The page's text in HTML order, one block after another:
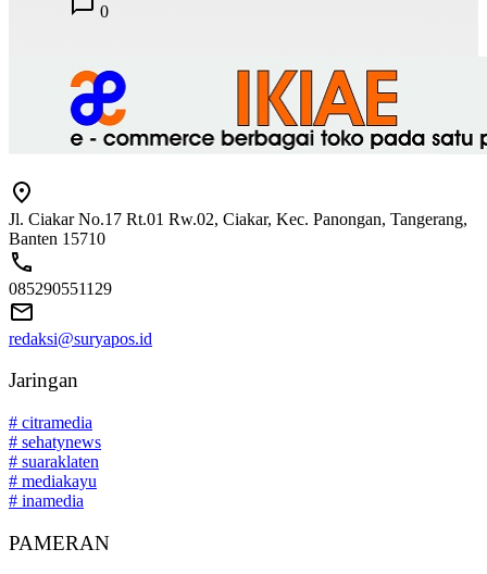
0
Jl. Ciakar No.17 Rt.01 Rw.02, Ciakar, Kec. Panongan, Tangerang,
Banten 15710
085290551129
redaksi@suryapos.id
Jaringan
# citramedia
# sehatynews
# suaraklaten
# mediakayu
# inamedia
PAMERAN